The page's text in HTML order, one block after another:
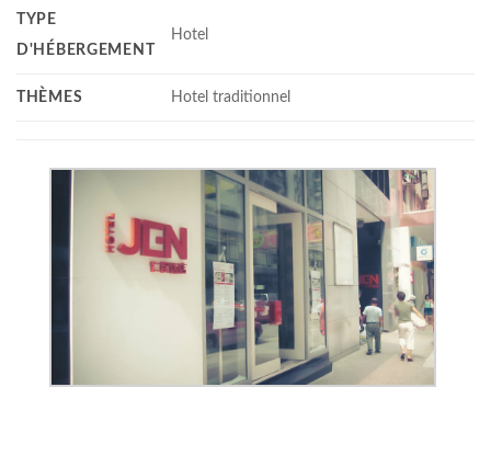
TYPE
D'HÉBERGEMENT
Hotel
THÈMES Hotel traditionnel